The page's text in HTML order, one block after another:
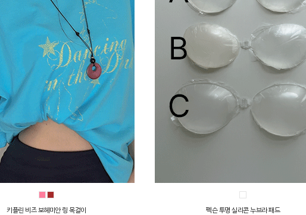
키플린 비즈 보헤미안 링 목걸이 펙슨 투명 실리콘 누브라 패드